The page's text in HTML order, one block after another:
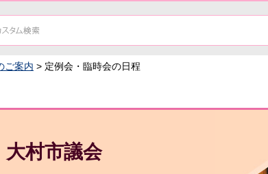
ご案内 > 定例会・臨時会の日程
大村市議会